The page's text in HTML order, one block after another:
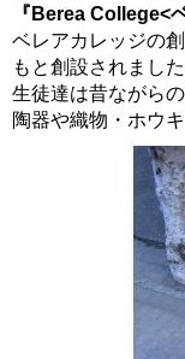
『Berea College<
ベレアカレッジの
もと創設されました
生徒達は昔ながら
陶器や織物・ホウ